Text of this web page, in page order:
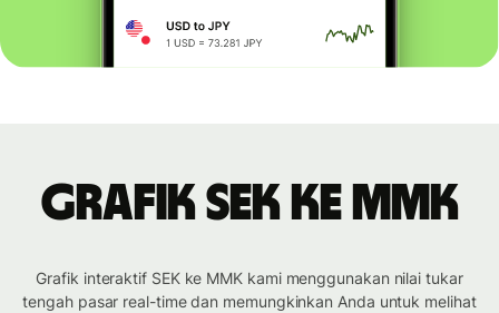
Grafik SEK ke MMK
Grafik interaktif SEK ke MMK kami menggunakan nilai tukar
tengah pasar real-time dan memungkinkan Anda untuk melihat